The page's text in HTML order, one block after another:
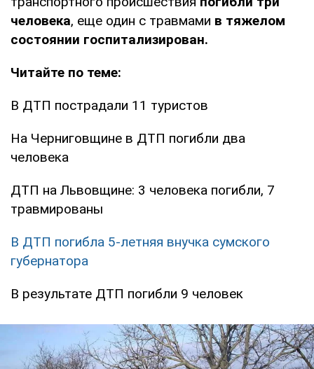
человека, еще один с травмами в тяжелом
состоянии госпитализирован.
Читайте по теме:
В ДТП пострадали 11 туристов
На Черниговщине в ДТП погибли два
человека
ДТП на Львовщине: 3 человека погибли, 7
травмированы
В ДТП погибла 5-летняя внучка сумского
губернатора
В результате ДТП погибли 9 человек